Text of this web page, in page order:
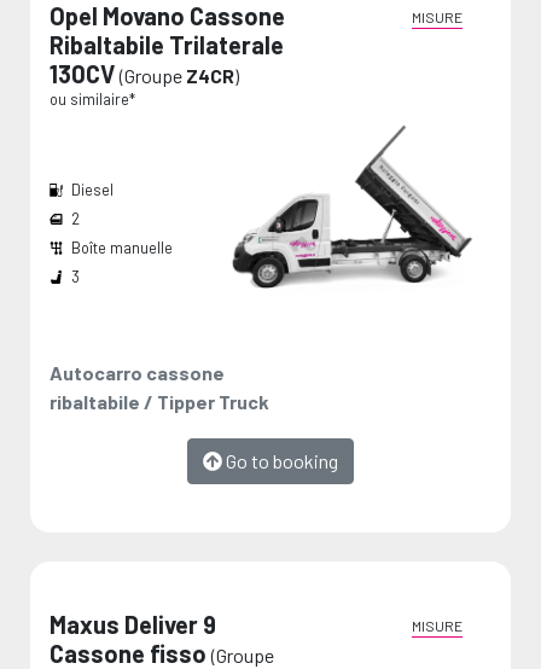
Opel Movano Cassone
Ribaltabile Trilaterale
130CV(Groupe Z4CR)
ou similaire*
Autocarro cassone
ribaltabile / Tipper Truck
MISURE
Go to booking
Diesel
2
Boîte manuelle
3
Maxus Deliver 9
Cassone fisso(Groupe
MISURE